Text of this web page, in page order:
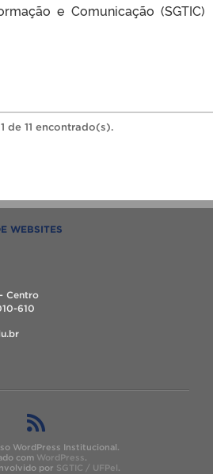
e Comunicação (SGTIC)
de 11 encontrado(s).
WEBSITES
Centro
610
WordPress Institucional.
com WordPress.
por SGTIC / UFPel.